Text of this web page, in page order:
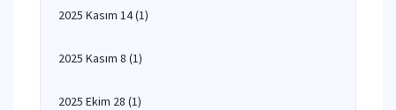
2025 Kasım 14(1)
2025 Kasım 8 (1)
2025 Ekim 28 (1)